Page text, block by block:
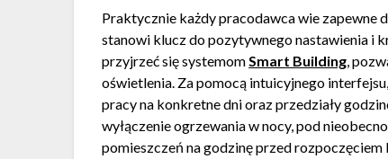
Praktycznie każdy pracodawca wie zapewne
stanowi klucz do pozytywnego nastawienia i
przyjrzeć się systemomSmart Building,
oświetlenia. Za pomocą intuicyjnego
pracy na konkretne dni oraz przedziały
wyłączenie ogrzewania w nocy, pod
pomieszczeń na godzinę przed